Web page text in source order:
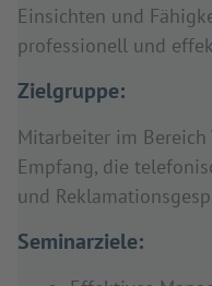
Einsichten und
professionell und
Zielgruppe:
Mitarbeiter im Bereich
Empfang, die
und
Seminarziele: